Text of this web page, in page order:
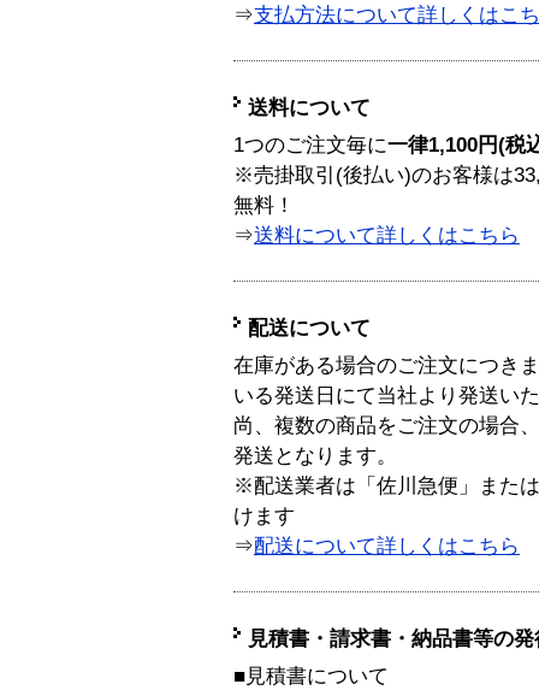
⇒支払方法について詳しくはこ
送料について
1つのご注文毎に一律1,100円(税
※売掛取引(後払い)のお客様は
無料！
⇒送料について詳しくはこちら
配送について
在庫がある場合のご注文につき
いる発送日にて当社より発送い
尚、複数の商品をご注文の場合
発送となります。
※配送業者は「佐川急便」また
けます
⇒配送について詳しくはこちら
見積書・請求書・納品書等の
■見積書について